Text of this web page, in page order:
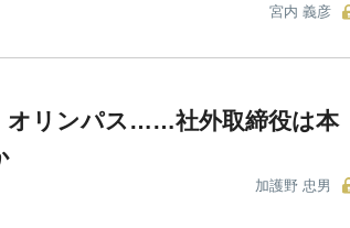
宮内 義彦
オリンパス……社外取締役は本
加護野 忠男